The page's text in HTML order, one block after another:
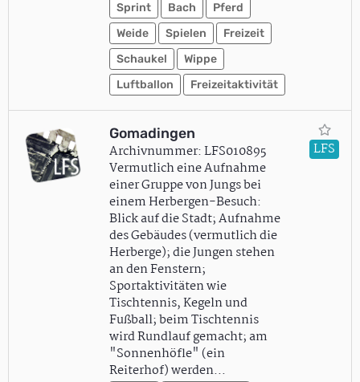
Sprint
Bach
Pferd
Weide
Spielen
Freizeit
Schaukel
Wippe
Luftballon
Freizeitaktivität
Gomadingen
Archivnummer: LFS010895
Vermutlich eine Aufnahme
einer Gruppe von Jungs bei
einem Herbergen-Besuch:
Blick auf die Stadt; Aufnahme
des Gebäudes (vermutlich die
Herberge); die Jungen stehen
an den Fenstern;
Sportaktivitäten wie
Tischtennis, Kegeln und
Fußball; beim Tischtennis
wird Rundlauf gemacht; am
"Sonnenhöfle" (ein
Reiterhof) werden…
LFS